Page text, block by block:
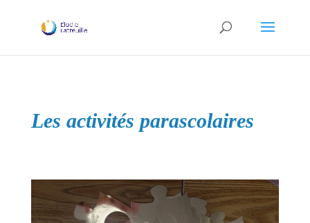
Les activités parascolaires